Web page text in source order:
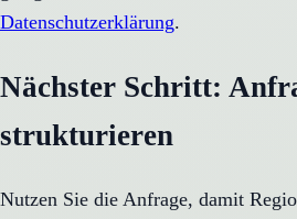
Datenschutzerklärung.
Nächster Schritt:
strukturieren
Nutzen Sie die Anfrage, damit